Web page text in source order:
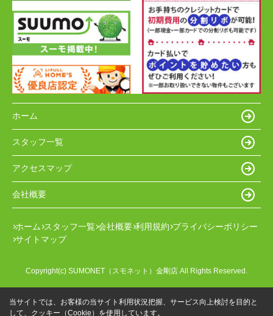
ホーム
スタッフ一覧
アクセスマップ
会社概要
ホーム スタッフ一覧 会社概要 利用規約 プライバシーポリシー
サイトマップ
Copyright(c) SUMONET（スモネット）金剛店 All Rights Reserved.
当サイトでは、お客様の当サイト利用状況把握、サービス向上検討を目的と
して、クッキー（Cookie）を使用しています。